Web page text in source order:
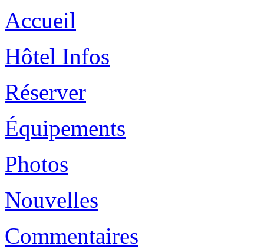
Accueil
Hôtel Infos
Réserver
Équipements
Photos
Nouvelles
Commentaires